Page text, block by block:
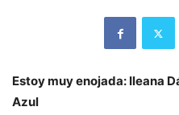
Estoy muy enojada: Ileana
Azul